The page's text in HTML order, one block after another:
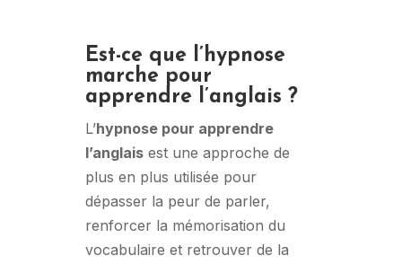
Est-ce que l’hypnose
marche pour
apprendre l’anglais ?
L’hypnose pour apprendre
l’anglaisest une approche de
plus en plus utilisée pour
dépasser la peur de parler,
renforcer la mémorisation du
vocabulaire et retrouver de la